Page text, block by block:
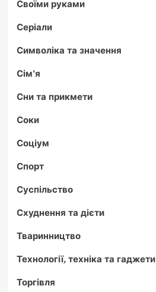
Своїми руками
Серіали
Символіка та значення
Сім'я
Сни та прикмети
Соки
Соціум
Спорт
Суспільство
Схуднення та дієти
Тваринництво
Технології, техніка та гаджети
Торгівля